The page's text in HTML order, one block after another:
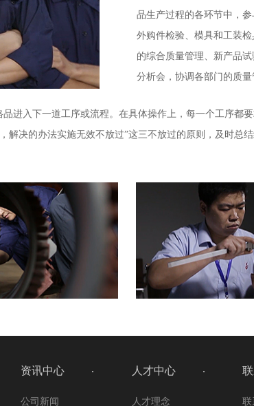
品生产过程的各环节中，
外购件检验、模具和工装
的综合质量管理、新产品
分析会，协调各部门的质
进入下一道工序或流程。在具体操作上，每一个工序都
解决的办法实施无效不放过”这三不放过的原则，及时
资讯中心
公司新闻
人才中心
人才理念 联